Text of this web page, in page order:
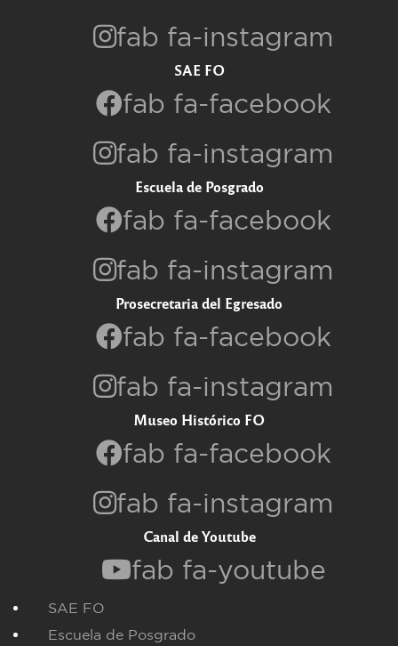
fab fa-instagram
SAE FO
fab fa-facebook
fab fa-instagram
Escuela de Posgrado
fab fa-facebook
fab fa-instagram
Prosecretaria del Egresado
fab fa-facebook
fab fa-instagram
Museo Histórico FO
fab fa-facebook
fab fa-instagram
Canal de Youtube
fab fa-youtube
SAE FO
Escuela de Posgrado